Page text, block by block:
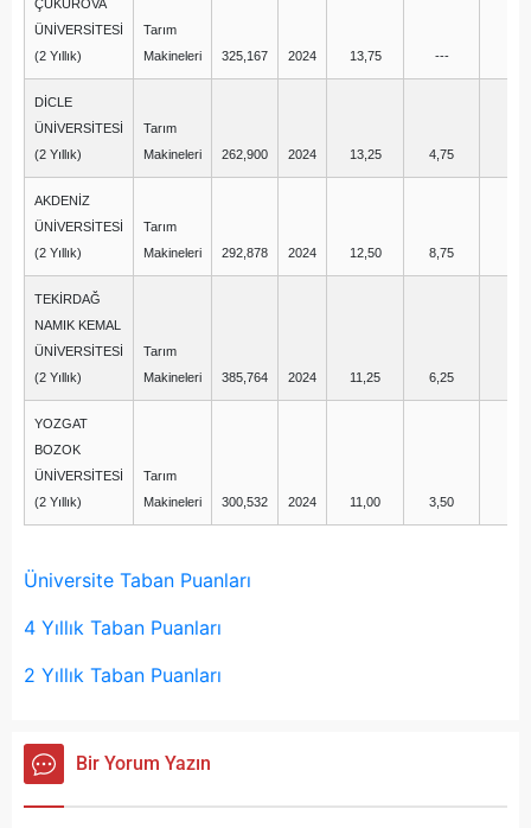
ÇUKUROVA
ÜNİVERSİTESİ
(2 Yıllık)
Tarım
Makineleri
325,167 2024 13,75 ---
DİCLE
ÜNİVERSİTESİ
(2 Yıllık)
Tarım
Makineleri
262,900 2024 13,25 4,75
AKDENİZ
ÜNİVERSİTESİ
(2 Yıllık)
Tarım
Makineleri
292,878 2024 12,50 8,75
TEKİRDAĞ
NAMIK KEMAL
ÜNİVERSİTESİ
(2 Yıllık)
Tarım
Makineleri
385,764 2024 11,25 6,25
YOZGAT
BOZOK
ÜNİVERSİTESİ
(2 Yıllık)
Tarım
Makineleri
300,532 2024 11,00 3,50
Üniversite Taban Puanları
4 Yıllık Taban Puanları
2 Yıllık Taban Puanları
Bir Yorum Yazın